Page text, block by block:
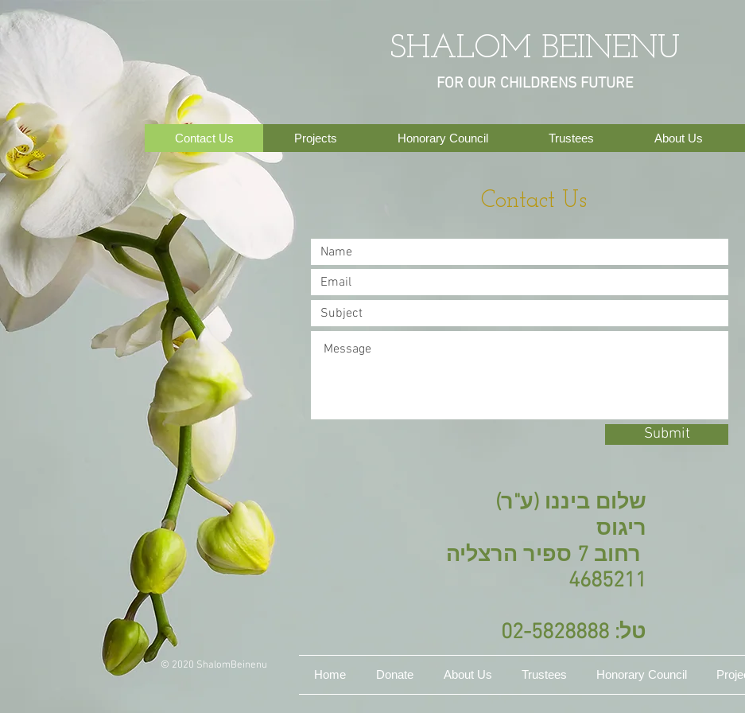
SHALOM BEINENU
FOR OUR CHILDRENS FUTURE
About Us
Trustees
Honorary Council
Projects
Contact Us
Contact Us
Submit
שלום ביננו (ע"ר)
ריגוס
רחוב 7 ספיר הרצליה
4685211
טל: 02-5828888
© 2020 ShalomBeinenu
Home Donate About Us Trustees Honorary Council